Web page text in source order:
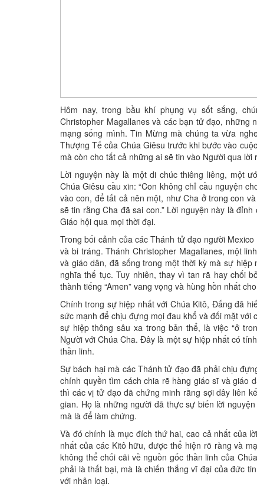
Hôm nay, trong bầu khí phụng vụ sốt sắng,
Christopher Magallanes và các bạn tử đạo, những
mạng sống mình. Tin Mừng mà chúng ta vừa
Thượng Tế của Chúa Giêsu trước khi bước vào
mà còn cho tất cả những ai sẽ tin vào Người qua lời
Lời nguyện này là một di chúc thiêng liêng, một
Chúa Giêsu cầu xin: “Con không chỉ cầu nguyện
vào con, để tất cả nên một, như Cha ở trong con
sẽ tin rằng Cha đã sai con.” Lời nguyện này là
Giáo hội qua mọi thời đại.
Trong bối cảnh của các Thánh tử đạo người
và bi tráng. Thánh Christopher Magallanes, một
và giáo dân, đã sống trong một thời kỳ mà sự
nghĩa thế tục. Tuy nhiên, thay vì tan rã hay chối
thành tiếng “Amen” vang vọng và hùng hồn nhất
Chính trong sự hiệp nhất với Chúa Kitô, Đấng đã
sức mạnh để chịu đựng mọi đau khổ và đối mặt
sự hiệp thông sâu xa trong bản thể, là việc “ở
Người với Chúa Cha. Đây là một sự hiệp nhất có
thần linh.
Sự bách hại mà các Thánh tử đạo đã phải chịu
chính quyền tìm cách chia rẽ hàng giáo sĩ và giáo
thì các vị tử đạo đã chứng minh rằng sợi dây liên
gian. Họ là những người đã thực sự biến lời
mà là để làm chứng.
Và đó chính là mục đích thứ hai, cao cả nhất của
nhất của các Kitô hữu, được thể hiện rõ ràng và
không thể chối cãi về nguồn gốc thần linh của
phải là thất bại, mà là chiến thắng vĩ đại của đức
với nhân loại.